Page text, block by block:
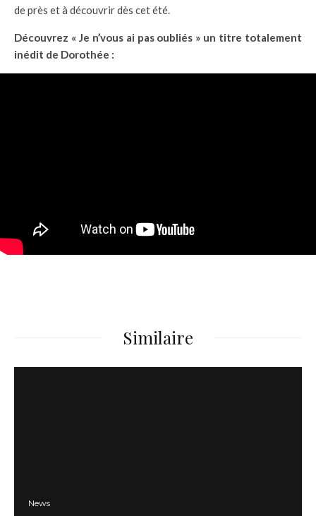
de près et à découvrir dès cet été.
Découvrez « Je n’vous ai pas oubliés » un titre totalement
inédit de Dorothée :
Similaire
News